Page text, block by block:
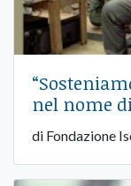
nel nome
di Fondazione